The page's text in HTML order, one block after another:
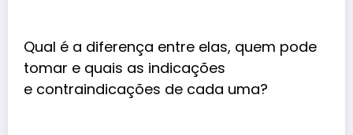
Qual é a diferença entre elas, quem pode
tomar e quais as indicações
e contraindicações de cada uma?